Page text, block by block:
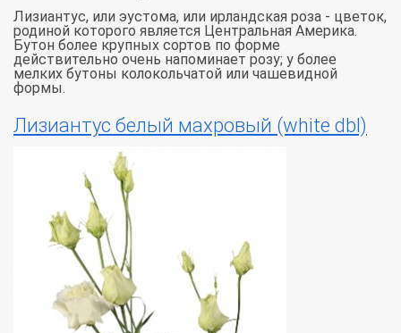
Лизиантус, или эустома, или ирландская роза - цветок,
родиной которого является Центральная Америка.
Бутон более крупных сортов по форме
действительно очень напоминает розу; у более
мелких бутоны колокольчатой или чашевидной
формы.
Лизиантус белый махровый (white dbl)